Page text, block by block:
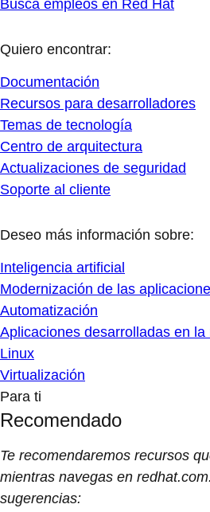
Busca empleos en Red Hat
Quiero encontrar:
Documentación
Recursos para desarrolladores
Temas de tecnología
Centro de arquitectura
Actualizaciones de seguridad
Soporte al cliente
Deseo más información sobre:
Inteligencia artificial
Modernización de las
Automatización
Aplicaciones desarrolladas en la
Linux
Virtualización
Para ti
Recomendado
Te recomendaremos recursos
mientras navegas en
sugerencias: